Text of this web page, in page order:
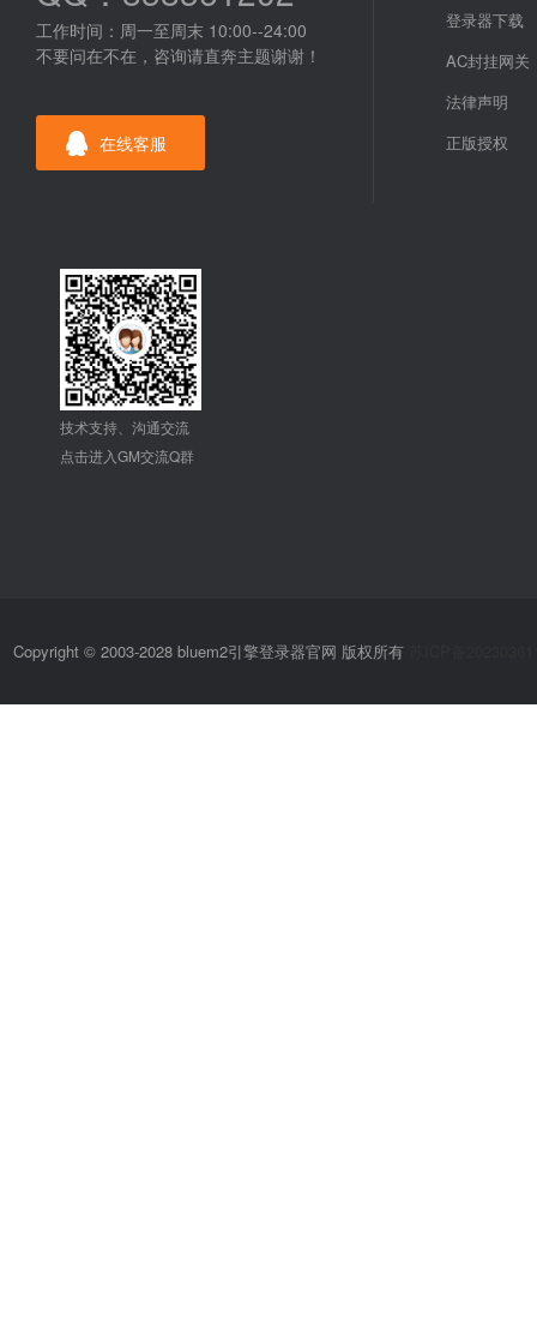
工作时间：周一至周末 10:00--24:00
不要问在不在，咨询请直奔主题谢谢！
在线客服
登录器下载
AC封挂网关
法律声明
正版授权
技术支持、沟通交流
点击进入GM交流Q群
Copyright © 2003-2028 bluem2引擎登录器官网 版权所有